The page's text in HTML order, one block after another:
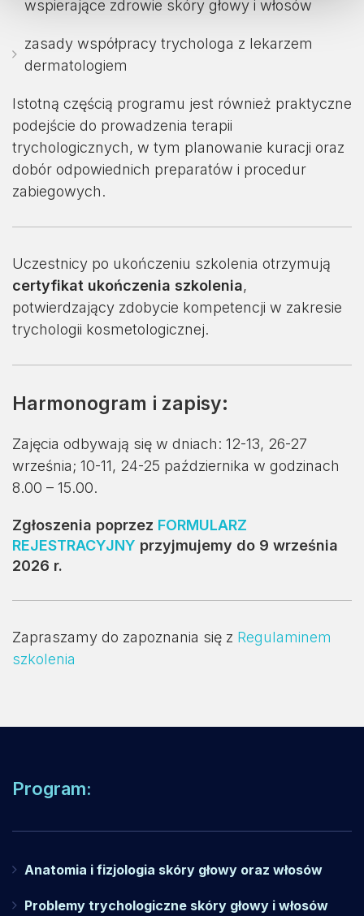
wspierające zdrowie skóry głowy i włosów
zasady współpracy trychologa z lekarzem
dermatologiem
Istotną częścią programu jest również praktyczne
podejście do prowadzenia terapii
trychologicznych, w tym planowanie kuracji oraz
dobór odpowiednich preparatów i procedur
zabiegowych.
Uczestnicy po ukończeniu szkolenia otrzymują
certyfikat ukończenia szkolenia,
potwierdzający zdobycie kompetencji w zakresie
trychologii kosmetologicznej.
Harmonogram i zapisy:
Zajęcia odbywają się w dniach: 12-13, 26-27
września; 10-11, 24-25 października w godzinach
8.00 – 15.00.
Zgłoszenia poprzez FORMULARZ
REJESTRACYJNY przyjmujemy do 9 września
2026 r.
Zapraszamy do zapoznania się z Regulaminem
szkolenia
Program:
Anatomia i fizjologia skóry głowy oraz włosów
Problemy trychologiczne skóry głowy i włosów